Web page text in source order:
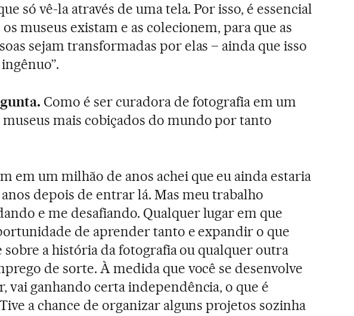
só vê-la através de uma tela. Por isso, é essencial
os museus existam e as colecionem, para que as
sejam transformadas por elas – ainda que isso
Como é ser curadora de fotografia em um
museus mais cobiçados do mundo por tanto
em um milhão de anos achei que eu ainda estaria
depois de entrar lá. Mas meu trabalho
e me desafiando. Qualquer lugar em que
de aprender tanto e expandir o que
sobre a história da fotografia ou qualquer outra
de sorte. À medida que você se desenvolve
vai ganhando certa independência, o que é
a chance de organizar alguns projetos sozinha